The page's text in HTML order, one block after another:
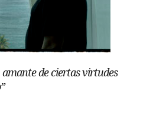
amante de ciertas virtudes